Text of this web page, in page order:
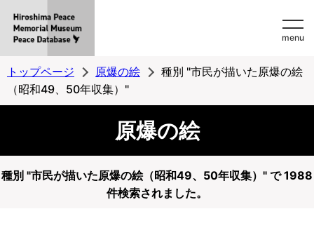
MemorialMuseum
Peace
Database
menu
トップページ 原爆の絵
種別 "市民が描いた原爆の絵
（昭和49、50年収集）"
原爆の絵
種別 "市民が描いた原爆の絵（昭和49、50年収集）" で 1988
件検索されました。